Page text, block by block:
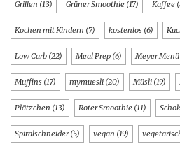
Grillen (13) Grüner Smoothie (17) Kaffee
Kochen mit Kindern (7) kostenlos (6)
Low Carb (22) Meal Prep (6) Meyer Menü
Muffins (17) mymuesli (20) Müsli (19)
Plätzchen (13) Roter Smoothie (11)
Spiralschneider(5) vegan (19)